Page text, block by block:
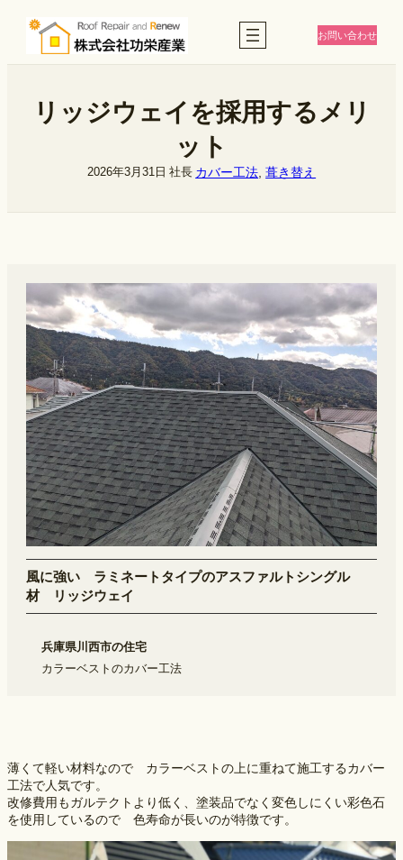
ス
お問い合わせ
リッジウェイを採用するメリ
ット
2026年3月31日 社長 カバー工法 , 葺き替え
風に強い ラミネートタイプのアスファルトシングル
材 リッジウェイ
兵庫県川西市の住宅
カラーベストのカバー工法
薄くて軽い材料なので　カラーベストの上に重ねて施工するカバー
工法で人気です。
改修費用もガルテクトより低く、塗装品でなく変色しにくい彩色石
を使用しているので　色寿命が長いのが特徴です。